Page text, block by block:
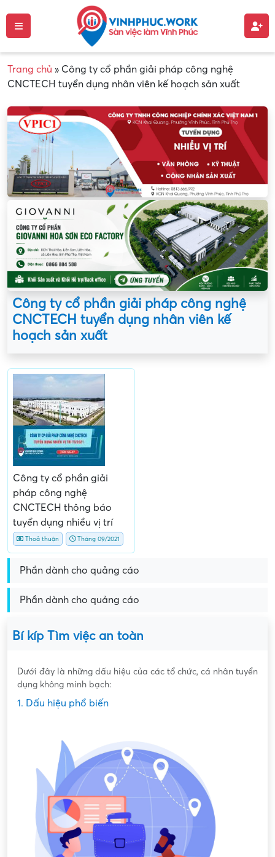
Trang chủ » Công ty cổ phần giải pháp công nghệ
CNCTECH tuyển dụng nhân viên kế hoạch sản xuất
Công ty cổ phần giải pháp công nghệ
CNCTECH tuyển dụng nhân viên kế
hoạch sản xuất
Công ty cổ phần giải
pháp công nghệ
CNCTECH thông báo
tuyển dụng nhiều vị trí
Thoả thuận Tháng 09/2021
Phần dành cho quảng cáo
Phần dành cho quảng cáo
Bí kíp Tìm việc an toàn
Dưới đây là những dấu hiệu của các tổ chức, cá nhân tuyển
dụng không minh bạch:
1. Dấu hiệu phổ biến